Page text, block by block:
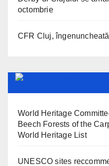
octombrie
CFR Cluj,
World Heritage
Beech Forests of the
World Heritage List
UNESCO sites